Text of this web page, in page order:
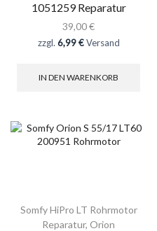
1051259 Reparatur
39,00€
zzgl. 6,99 €Versand
IN DEN WARENKORB
Somfy HiPro LT Rohrmotor
Reparatur, Orion